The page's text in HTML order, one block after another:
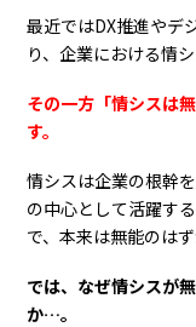
最近ではDX推進やデ
り、企業における情
その一方「情シスは
す。
情シスは企業の根幹
の中心として活躍す
で、本来は無能のはず
では、なぜ情シスが
か…。